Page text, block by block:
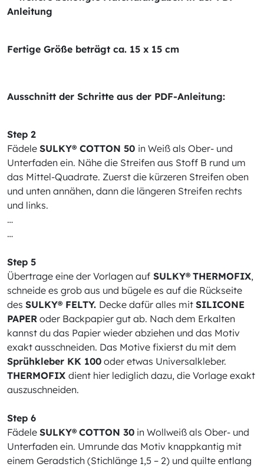
Anleitung
Fertige Größe beträgt ca. 15 x 15 cm
Ausschnitt der Schritte aus der PDF-Anleitung:
Step 2
Fädele SULKY® COTTON 50 in Weiß als Ober- und
Unterfaden ein. Nähe die Streifen aus Stoff B rund um
das Mittel-Quadrate. Zuerst die kürzeren Streifen oben
und unten annähen, dann die längeren Streifen rechts
und links.
…
…
Step 5
Übertrage eine der Vorlagen auf SULKY® THERMOFIX,
schneide es grob aus und bügele es auf die Rückseite
des SULKY® FELTY. Decke dafür alles mit SILICONE
PAPER oder Backpapier gut ab. Nach dem Erkalten
kannst du das Papier wieder abziehen und das Motiv
exakt ausschneiden. Das Motive fixierst du mit dem
Sprühkleber KK 100 oder etwas Universalkleber.
THERMOFIX dient hier lediglich dazu, die Vorlage exakt
auszuschneiden.
Step 6
Fädele SULKY® COTTON 30 in Wollweiß als Ober- und
Unterfaden ein. Umrunde das Motiv knappkantig mit
einem Geradstich (Stichlänge 1,5 – 2) und quilte entlang